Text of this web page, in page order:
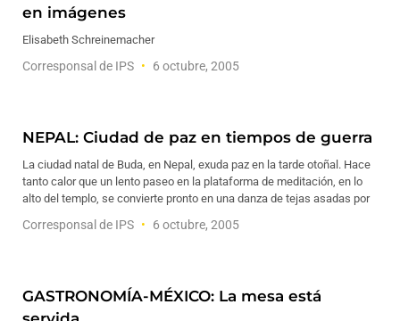
en imágenes
Elisabeth Schreinemacher
Corresponsal de IPS 6 octubre, 2005
NEPAL: Ciudad de paz en tiempos de guerra
La ciudad natal de Buda, en Nepal, exuda paz en la tarde otoñal. Hace
tanto calor que un lento paseo en la plataforma de meditación, en lo
alto del templo, se convierte pronto en una danza de tejas asadas por
Corresponsal de IPS 6 octubre, 2005
GASTRONOMÍA-MÉXICO: La mesa está